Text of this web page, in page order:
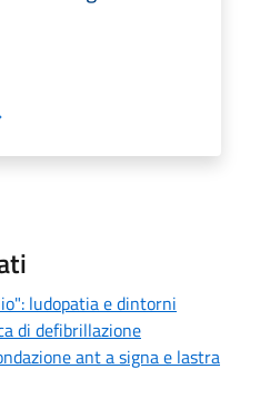
ludopatia e dintorni
di defibrillazione
ant a signa e lastra